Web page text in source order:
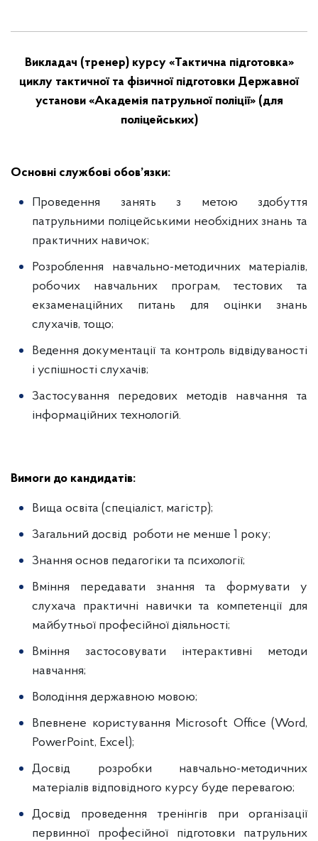
Викладач (тренер) курсу «Тактична підготовка»
циклу тактичної та фізичної підготовки Державної
установи «Академія патрульної поліції»(для
поліцейських)
Основні службові обов’язки:
Проведення занять з метою здобуття
патрульними поліцейськими необхідних знань та
практичних навичок;
Розроблення навчально-методичних матеріалів,
робочих навчальних програм, тестових та
екзаменаційних питань для оцінки знань
слухачів, тощо;
Ведення документації та контроль відвідуваності
і успішності слухачів;
Застосування передових методів навчання та
інформаційних технологій.
Вимоги до кандидатів:
Вища освіта (спеціаліст, магістр);
Загальний досвід роботи не менше 1 року;
Знання основ педагогіки та психології;
Вміння передавати знання та формувати у
слухача практичні навички та компетенції для
майбутньої професійної діяльності;
Вміння застосовувати інтерактивні методи
навчання;
Володіння державною мовою;
Впевнене користування Microsoft Office (Word,
PowerPoint, Excel);
Досвід розробки навчально-методичних
матеріалів відповідного курсу буде перевагою;
Досвід проведення тренінгів при організації
первинної професійної підготовки патрульних